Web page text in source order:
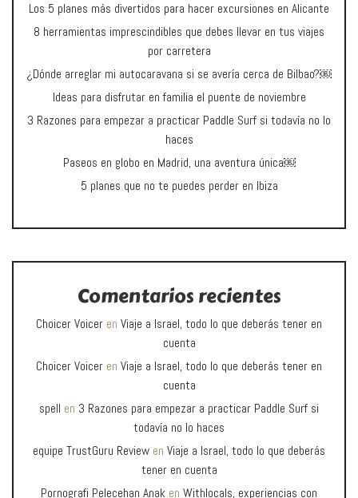
Los 5 planes más divertidos para hacer excursiones en Alicante
8 herramientas imprescindibles que debes llevar en tus viajes
por carretera
¿Dónde arreglar mi autocaravana si se avería cerca de Bilbao?￼
Ideas para disfrutar en familia el puente de noviembre
3 Razones para empezar a practicar Paddle Surf si todavía no lo
haces
Paseos en globo en Madrid, una aventura única￼
5 planes que no te puedes perder en Ibiza
Comentarios recientes
Choicer Voicer en Viaje a Israel, todo lo que deberás tener en
cuenta
Choicer Voicer en Viaje a Israel, todo lo que deberás tener en
cuenta
spell en 3 Razones para empezar a practicar Paddle Surf si
todavía no lo haces
equipe TrustGuru Review en Viaje a Israel, todo lo que deberás
tener en cuenta
Pornografi Pelecehan Anak en Withlocals, experiencias con